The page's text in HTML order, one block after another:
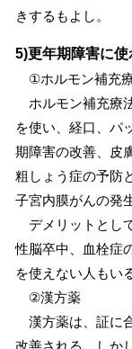
きするもよし。
5)更年期障害に
①ホルモン補充
ホルモン補充療
を使い、経口、パ
期障害の改善、皮
粗しょう症の予防
子宮内膜がんの発
デメリットとし
性脳卒中、血栓症
を使えない人もい
②漢方薬
漢方薬は、証に
改善される。しか